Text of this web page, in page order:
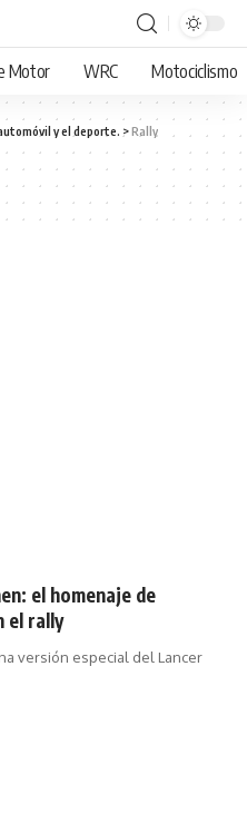
Motor WRC Motociclismo
y el deporte. >Rally
el homenaje de
el rally
versión especial del Lancer